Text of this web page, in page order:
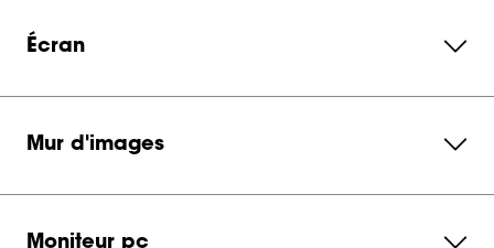
Écran
Mur d'images
Moniteur pc